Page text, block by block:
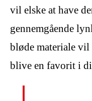
vil elske at have
gennemgående
bløde materiale
blive en favorit i